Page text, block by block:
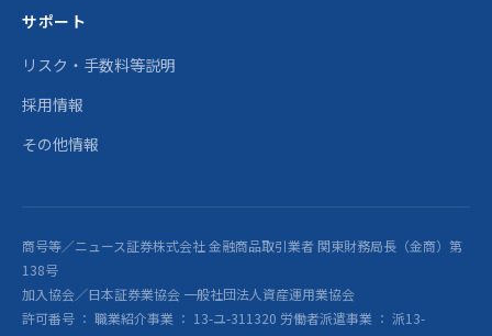
サポート
リスク・手数料等説明
採用情報
その他情報
商号等／ニュース証券株式会社 金融商品取引業者 関東財務局長（金商）第
138号
加入協会／日本証券業協会 一般社団法人資産運用業協会
許可番号 ： 職業紹介事業 ： 13-ユ-311320 労働者派遣事業 ： 派13-